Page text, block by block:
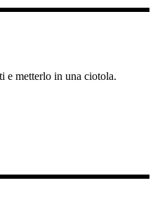
e metterlo in una ciotola.